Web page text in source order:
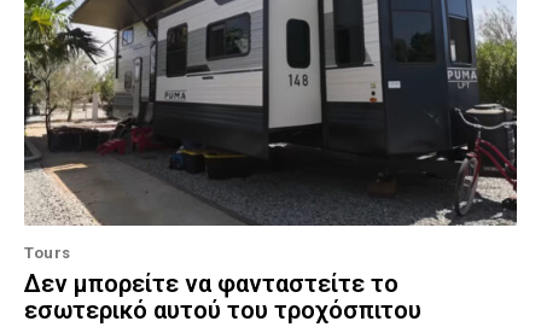
Tours
Δεν μπορείτε να φανταστείτε το
εσωτερικό αυτού του τροχόσπιτου